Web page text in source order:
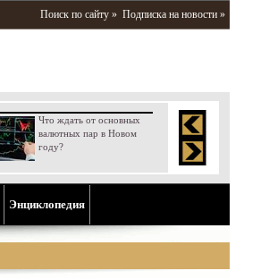
Поиск по сайту » Подписка на новости »
Что ждать от основных
валютных пар в Новом
году?
Энциклопедия